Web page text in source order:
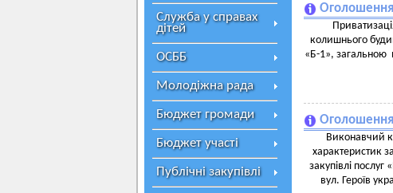
Служба у справах
дітей
ОСББ
Молодіжна рада
Бюджет громади
Бюджет участі
Публічні закупівлі
Оголошення
колишнього
«Б-1», загальною
Оголошення
Виконавчий
характеристик
закупівлі
вул. Героїв